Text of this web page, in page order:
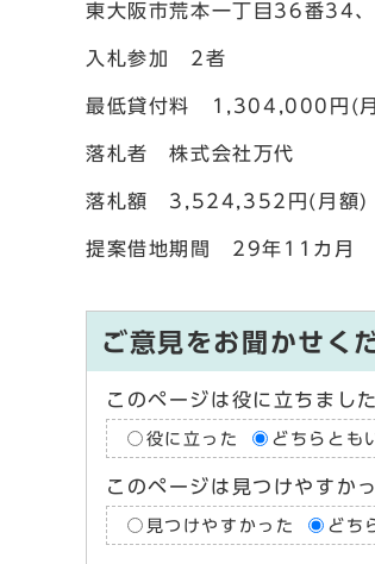
東大阪市荒本一丁目36番
入札参加 2者
最低貸付料 1,304,000円(
落札者 株式会社万代
落札額 3,524,352円(月額)
提案借地期間 29年11カ月
ご意見をお聞かせく
このページは役に立ちまし
役に立った どちらとも
このページは見つけやすか
見つけやすかった どち